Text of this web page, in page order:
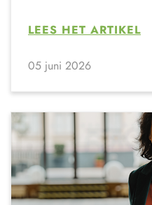
LEES HET ARTIKEL
05 juni 2026